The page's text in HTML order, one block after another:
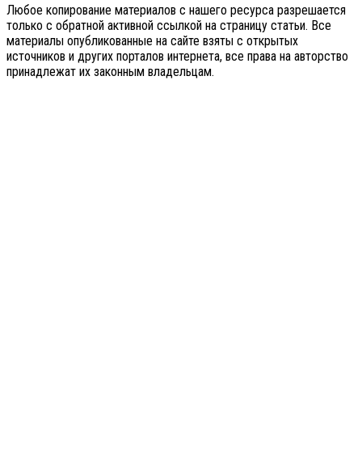
Любое копирование материалов с нашего ресурса разрешается
только с обратной активной ссылкой на страницу статьи. Все
материалы опубликованные на сайте взяты с открытых
источников и других порталов интернета, все права на авторство
принадлежат их законным владельцам.